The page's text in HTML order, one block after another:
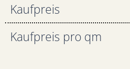
Kaufpreis
Kaufpreis pro qm